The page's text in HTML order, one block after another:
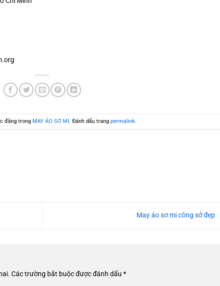
đăng trong MAY ÁO SƠ MI. Đánh dấu trangpermalink.
May áo sơ mi công sở đẹp
Các trường bắt buộc được đánh dấu *